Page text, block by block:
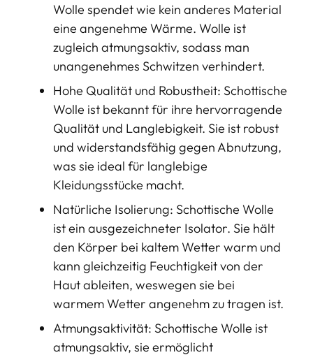
Wolle spendet wie kein anderes Material
eine angenehme Wärme. Wolle ist
zugleich atmungsaktiv, sodass man
unangenehmes Schwitzen verhindert.
Hohe Qualität und Robustheit: Schottische
Wolle ist bekannt für ihre hervorragende
Qualität und Langlebigkeit. Sie ist robust
und widerstandsfähig gegen Abnutzung,
was sie ideal für langlebige
Kleidungsstücke macht.
Natürliche Isolierung: Schottische Wolle
ist ein ausgezeichneter Isolator. Sie hält
den Körper bei kaltem Wetter warm und
kann gleichzeitig Feuchtigkeit von der
Haut ableiten, weswegen sie bei
warmem Wetter angenehm zu tragen ist.
Atmungsaktivität: Schottische Wolle ist
atmungsaktiv, sie ermöglicht